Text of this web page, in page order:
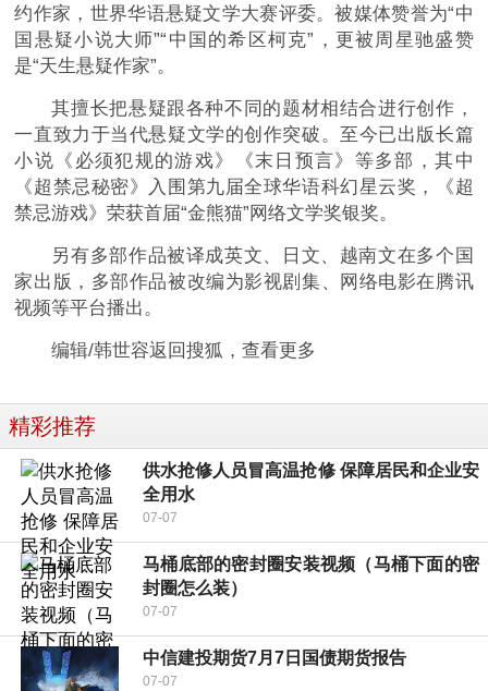
约作家，世界华语悬疑文学大赛评委。被媒体赞誉为“中
国悬疑小说大师”“中国的希区柯克”，更被周星驰盛赞
是“天生悬疑作家”。
其擅长把悬疑跟各种不同的题材相结合进行创作，
一直致力于当代悬疑文学的创作突破。至今已出版长篇
小说《必须犯规的游戏》《末日预言》等多部，其中
《超禁忌秘密》入围第九届全球华语科幻星云奖，《超
禁忌游戏》荣获首届“金熊猫”网络文学奖银奖。
另有多部作品被译成英文、日文、越南文在多个国
家出版，多部作品被改编为影视剧集、网络电影在腾讯
视频等平台播出。
编辑/韩世容返回搜狐，查看更多
精彩推荐
供水抢修人员冒高温抢修 保障居民和企业安
全用水
07-07
马桶底部的密封圈安装视频（马桶下面的密
封圈怎么装）
07-07
中信建投期货7月7日国债期货报告
07-07